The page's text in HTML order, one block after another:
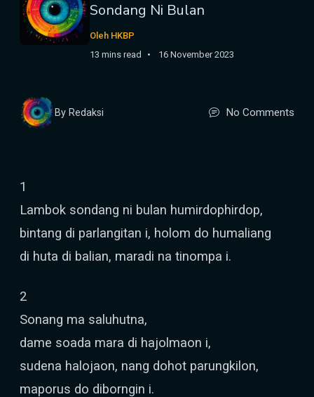
Sondang Ni Bulan
Oleh HKBP
13 mins read
16 November 2023
By Redaksi No Comments
1
Lambok sondang ni bulan humirdophirdop,
bintang di parlangitan i, holom do humaliang
di huta di balian, maradi na tinompa i.
2
Sonang ma saluhutna,
dame soada mara di hajolmaon i,
sudena halojaon, nang dohot parungkilon,
maporus do diborngin i.